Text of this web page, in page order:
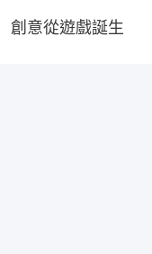
創意從遊戲誕生